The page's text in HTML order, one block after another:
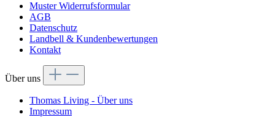
Muster Widerrufsformular
AGB
Datenschutz
Landbell & Kundenbewertungen
Kontakt
Über uns
Thomas Living - Über uns
Impressum